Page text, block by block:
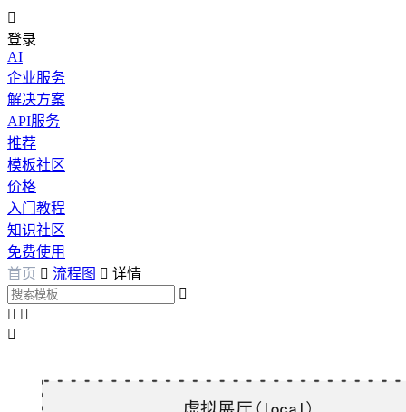

登录
AI
企业服务
解决方案
API服务
推荐
模板社区
价格
入门教程
知识社区
免费使用
首页  流程图  详情

 
